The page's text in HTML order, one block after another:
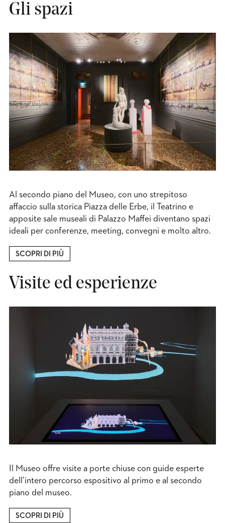
Gli spazi
Al secondo piano del Museo, con uno strepitoso
affaccio sulla storica Piazza delle Erbe, il Teatrino e
apposite sale museali di Palazzo Maffei diventano spazi
ideali per conferenze, meeting, convegni e molto altro.
SCOPRI DI PIÙ
Visite ed esperienze
Il Museo offre visite a porte chiuse con guide esperte
dell’intero percorso espositivo al primo e al secondo
piano del museo.
SCOPRI DI PIÙ